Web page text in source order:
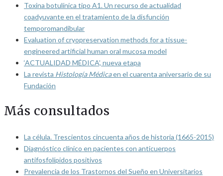
Toxina botulínica tipo A1. Un recurso de actualidad
coadyuvante en el tratamiento de la disfunción
temporomandibular
Evaluation of cryopreservation methods for a tissue-
engineered artificial human oral mucosa model
‘ACTUALIDAD MÉDICA’, nueva etapa
La revista Histología Médicaen el cuarenta aniversario de su
Fundación
Más consultados
La célula. Trescientos cincuenta años de historia (1665-2015)
Diagnóstico clínico en pacientes con anticuerpos
antifosfolípidos positivos
Prevalencia de los Trastornos del Sueño en Universitarios